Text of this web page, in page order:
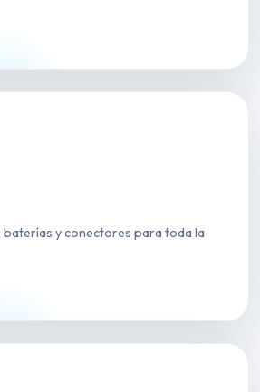
baterías y conectores para toda la